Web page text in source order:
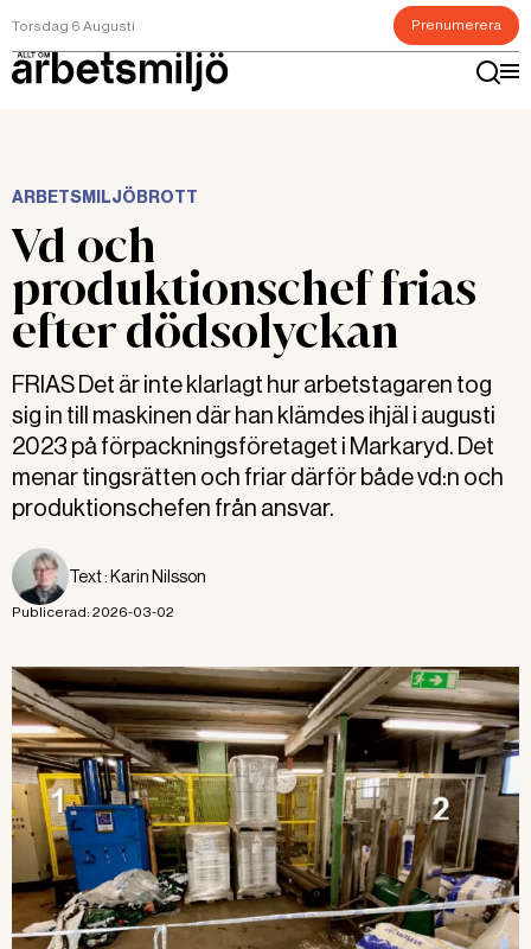
Torsdag 6 Augusti Prenumerera
ARBETSMILJÖBROTT
Vd och
produktionschef frias
efter dödsolyckan
FRIAS Det är inte klarlagt hur arbetstagaren tog
sig in till maskinen där han klämdes ihjäl i augusti
2023 på förpackningsföretaget i Markaryd. Det
menar tingsrätten och friar därför både vd:n och
produktionschefen från ansvar.
Text : Karin Nilsson
Publicerad: 2026-03-02